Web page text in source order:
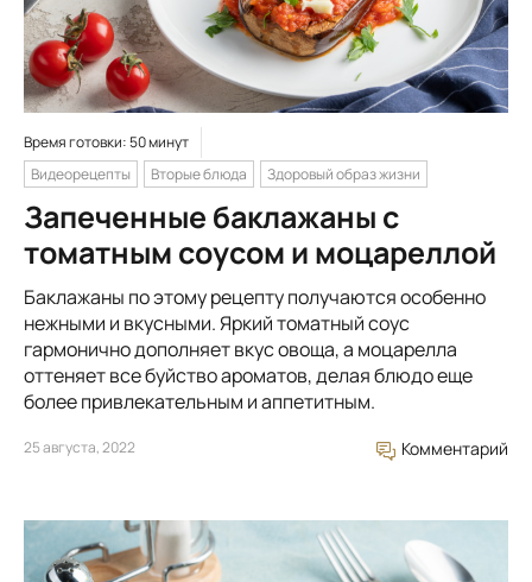
Время готовки: 50 минут
Видеорецепты
Вторые блюда Здоровый образ жизни
Запеченные баклажаны с
томатным соусом и моцареллой
Баклажаны по этому рецепту получаются особенно
нежными и вкусными. Яркий томатный соус
гармонично дополняет вкус овоща, а моцарелла
оттеняет все буйство ароматов, делая блюдо еще
более привлекательным и аппетитным.
25 августа, 2022 Комментарий